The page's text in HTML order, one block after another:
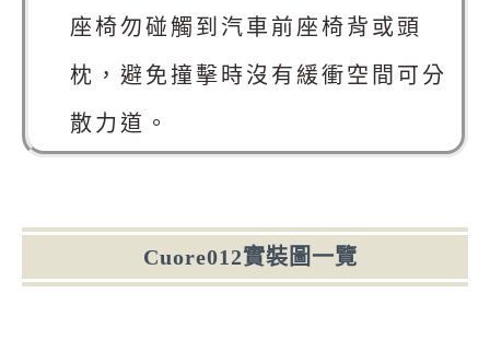
座椅勿碰觸到汽車前座椅背或頭
枕，避免撞擊時沒有緩衝空間可分
散力道。
Cuore012實裝圖一覽